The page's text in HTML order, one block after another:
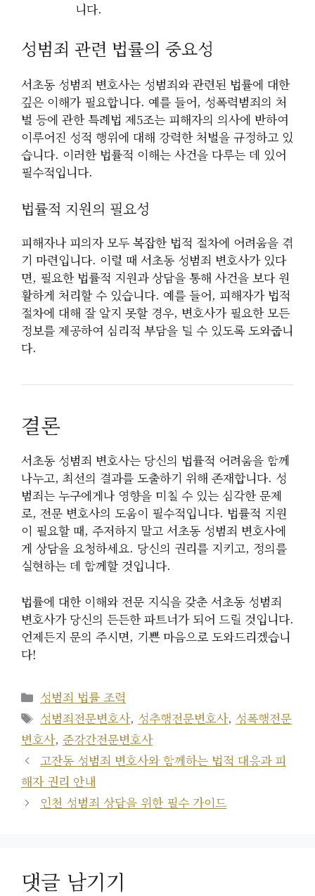
니다.
성범죄 관련 법률의 중요성
서초동 성범죄 변호사는 성범죄와 관련된 법률에 대한
깊은 이해가 필요합니다. 예를 들어, 성폭력범죄의 처
벌 등에 관한 특례법 제5조는 피해자의 의사에 반하여
이루어진 성적 행위에 대해 강력한 처벌을 규정하고 있
습니다. 이러한 법률적 이해는 사건을 다루는 데 있어
필수적입니다.
법률적 지원의 필요성
피해자나 피의자 모두 복잡한 법적 절차에 어려움을 겪
기 마련입니다. 이럴 때 서초동 성범죄 변호사가 있다
면, 필요한 법률적 지원과 상담을 통해 사건을 보다 원
활하게 처리할 수 있습니다. 예를 들어, 피해자가 법적
절차에 대해 잘 알지 못할 경우, 변호사가 필요한 모든
정보를 제공하여 심리적 부담을 덜 수 있도록 도와줍니
다.
결론
서초동 성범죄 변호사는 당신의 법률적 어려움을 함께
나누고, 최선의 결과를 도출하기 위해 존재합니다. 성
범죄는 누구에게나 영향을 미칠 수 있는 심각한 문제
로, 전문 변호사의 도움이 필수적입니다. 법률적 지원
이 필요할 때, 주저하지 말고 서초동 성범죄 변호사에
게 상담을 요청하세요. 당신의 권리를 지키고, 정의를
실현하는 데 함께할 것입니다.
법률에 대한 이해와 전문 지식을 갖춘 서초동 성범죄
변호사가 당신의 든든한 파트너가 되어 드릴 것입니다.
언제든지 문의 주시면, 기쁜 마음으로 도와드리겠습니
다!
카
테
고
리
성범죄 법률 조력
태
그
성범죄전문변호사, 성추행전문변호사, 성폭행전문
변호사, 준강간전문변호사
고잔동 성범죄 변호사와 함께하는 법적 대응과 피
해자 권리 안내
인천 성범죄 상담을 위한 필수 가이드
댓글 남기기